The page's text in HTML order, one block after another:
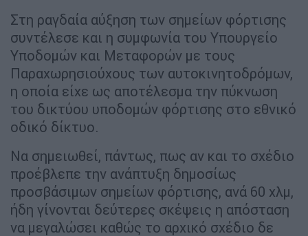
Στη ραγδαία αύξηση των σημείων φόρτισης
συντέλεσε και η συμφωνία του Υπουργείο
Υποδομών και Μεταφορών με τους
Παραχωρησιούχους των αυτοκινητοδρόμων,
η οποία είχε ως αποτέλεσμα την πύκνωση
του δικτύου υποδομών φόρτισης στο εθνικό
οδικό δίκτυο.
Να σημειωθεί, πάντως, πως αν και το σχέδιο
προέβλεπε την ανάπτυξη δημοσίως
προσβάσιμων σημείων φόρτισης, ανά 60 χλμ,
ήδη γίνονται δεύτερες σκέψεις η απόσταση
να μεγαλώσει καθώς το αρχικό σχέδιο δε